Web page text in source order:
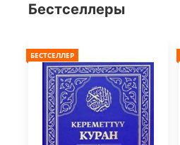
Бестселлеры
БЕСТСЕЛЛЕР